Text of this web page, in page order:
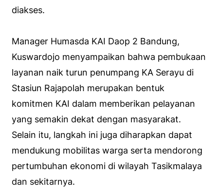
diakses.
Manager Humasda KAI Daop 2 Bandung,
Kuswardojo menyampaikan bahwa pembukaan
layanan naik turun penumpang KA Serayu di
Stasiun Rajapolah merupakan bentuk
komitmen KAI dalam memberikan pelayanan
yang semakin dekat dengan masyarakat.
Selain itu, langkah ini juga diharapkan dapat
mendukung mobilitas warga serta mendorong
pertumbuhan ekonomi di wilayah Tasikmalaya
dan sekitarnya.